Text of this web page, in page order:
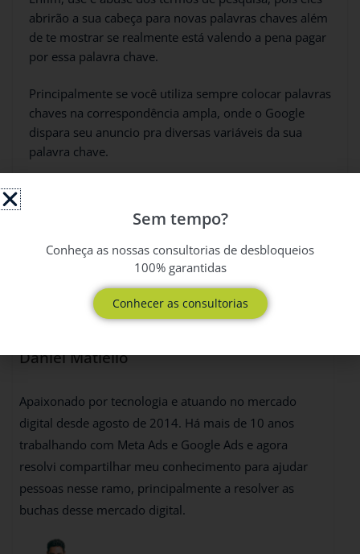
abrirão a sua cabeça para novas palavras chaves além
de te mostrar se realmente está valendo a pena pagar
por essa palavra chave.
Principalmente se você utiliza sempre colocar palavras
chaves na correspondência ampla, onde o Google
dispara seu anuncio pra diversas variáveis da sua
palavra chave.
rios de dinheiro sem retorno.
E aí, ainda precisa de ajuda?Fala com a gente
conheça nossa consultoria.
Daniel Matiello
Apaixonado por tecnologia e atuando no mercado
digital desde agosto de 2014. Há mais de 10 anos
trabalhando com Meta Ads e Google Ads e agora
resolvi compartilhar meu conhecimento para ajudar
pessoas nesse ramo, principalmente a resolver as
buchas desse mercado digital.
Sem tempo?
Conheça as nossas consultorias de desbloqueios
100% garantidas
Conhecer as consultorias